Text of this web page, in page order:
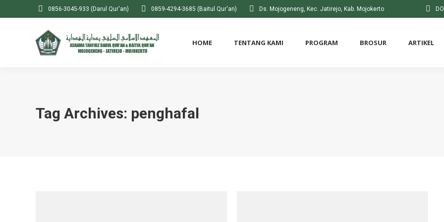
0856-3045-933 (Darul Qur'an) 0859-4294-3685 (Baitul Qur'an) Ds. Mojogeneng, Kec. Jatirejo, Kab. Mojokerto
HOME TENTANG KAMI PROGRAM BROSUR ARTIKEL
Tag Archives: penghafal